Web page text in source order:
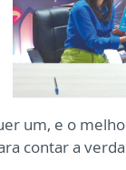
um, e o
contar a